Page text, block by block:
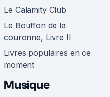
Le Calamity Club
Le Bouffon de la
couronne, Livre II
Livres populaires en ce
moment
Musique